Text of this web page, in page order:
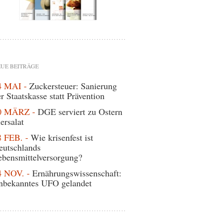
BEITRÄGE
MAI - Zuckersteuer: Sanierung
Staatskasse statt Prävention
MÄRZ - DGE serviert zu Ostern
FEB. - Wie krisenfest ist
NOV. - Ernährungswissenschaft:
UFO gelandet